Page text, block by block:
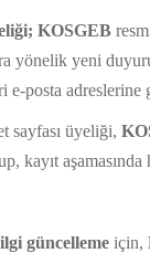
KOSGEB
yönelik yeni
posta adreslerine
sayfası üyeliği,
kayıt
güncelleme için,